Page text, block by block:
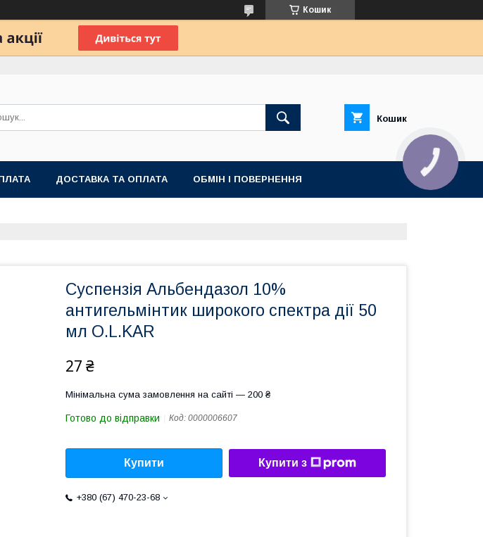
Кошик
Кошик
ДОСТАВКА ТА ОПЛАТА ОБМІН І ПОВЕРНЕННЯ
Суспензія Альбендазол 10%
антигельмінтик широкого спектра дії 50
мл O.L.KAR
27 ₴
Мінімальна сума замовлення на сайті — 200 ₴
Готово до відправки Код: 0000006607
Купити Купити з
+380 (67) 470-23-68
КНОПКА
ЗВ'ЯЗКУ